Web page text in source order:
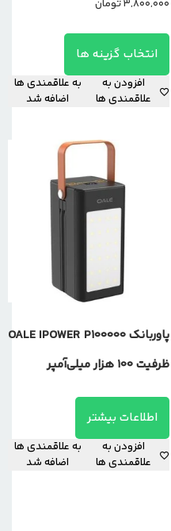
3,800,000تومان
انتخاب گزینه ها
افزودن به
علاقمندی ها
به علاقمندی ها
اضافه شد
پاوربانک OALE IPOWER P100000
ظرفیت ۱۰۰ هزار میلی‌آمپر
اطلاعات بیشتر
افزودن به
علاقمندی ها
به علاقمندی ها
اضافه شد